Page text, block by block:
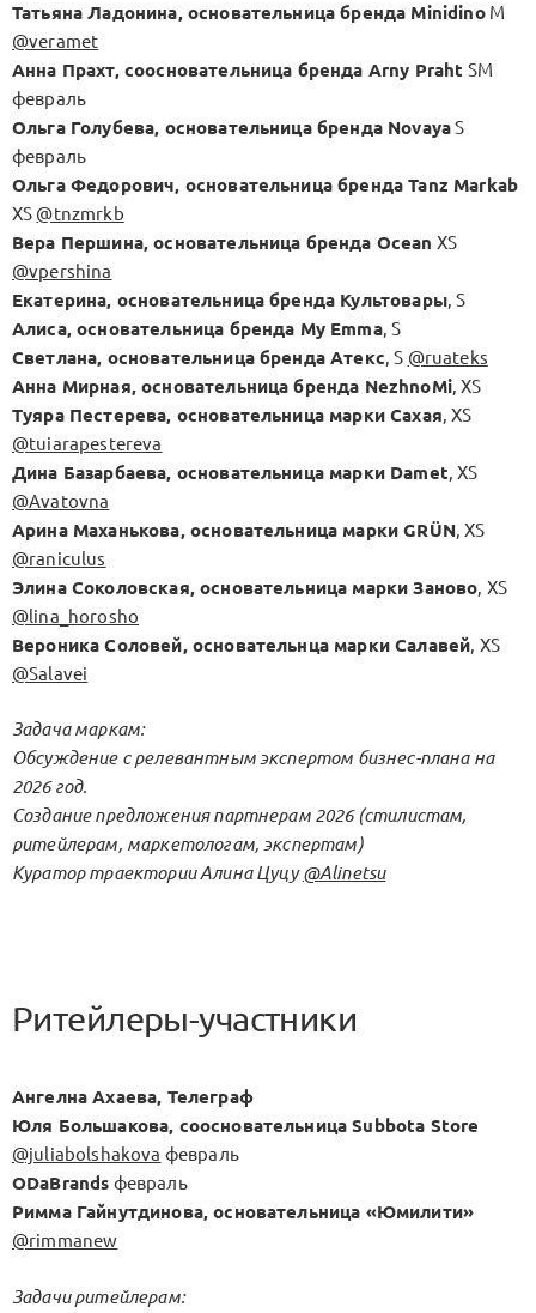
Татьяна Ладонина, основательница бренда MinidinoM
@veramet
Анна Прахт, соосновательница бренда Arny Praht SM
февраль
Ольга Голубева, основательница бренда NovayaS
февраль
Ольга Федорович, основательница бренда Tanz Markab
XS @tnzmrkb
Вера Першина, основательница бренда Ocean XS
@vpershina
Екатерина, основательница бренда Культовары, S
Алиса, основательница бренда My Emma, S
Светлана, основательница бренда Атекс, S @ruateks
Анна Мирная, основательница бренда NezhnoMi, XS
Туяра Пестерева, основательница марки Сахая, XS
@tuiarapestereva
Дина Базарбаева, основательница марки Damet, XS
@Avatovna
Арина Маханькова, основательница марки GRÜN, XS
@raniculus
Элина Соколовская, основательница марки Заново, XS
@lina_horosho
Вероника Соловей, основательнца марки Салавей, XS
@Salavei
Задача маркам:
Обсуждение с релевантным экспертом бизнес-плана на
2026 год.
Создание предложения партнерам 2026 (стилистам,
ритейлерам, маркетологам, экспертам)
Куратор траектории Алина Цуцу@Alinetsu
Ритейлеры-участники
Ангелна Ахаева, Телеграф
Юля Большакова, соосновательница Subbota Store
@juliabolshakova февраль
ODaBrands февраль
Римма Гайнутдинова, основательница «Юмилити»
@rimmanew
Задачи ритейлерам: